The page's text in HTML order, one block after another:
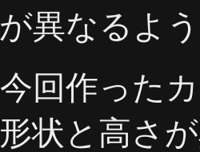
異なるよ
回作った
状と高さ